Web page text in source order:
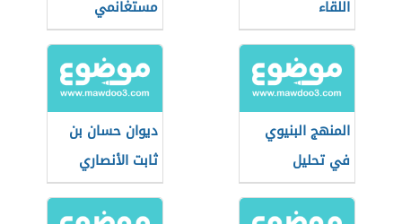
اللقاء
مستغانمي
المنهج البنيوي
في تحليل
النصوص
ديوان حسان بن
ثابت الأنصاري